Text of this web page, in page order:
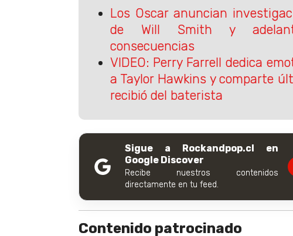
Los Oscar anuncian
de Will Smith y
consecuencias
VIDEO: Perry Farrell dedica
a Taylor Hawkins y comparte
recibió del baterista
Sigue a Rockandpop.cl en
Google Discover
Recibe nuestros contenidos
directamente en tu feed.
Contenido patrocinado